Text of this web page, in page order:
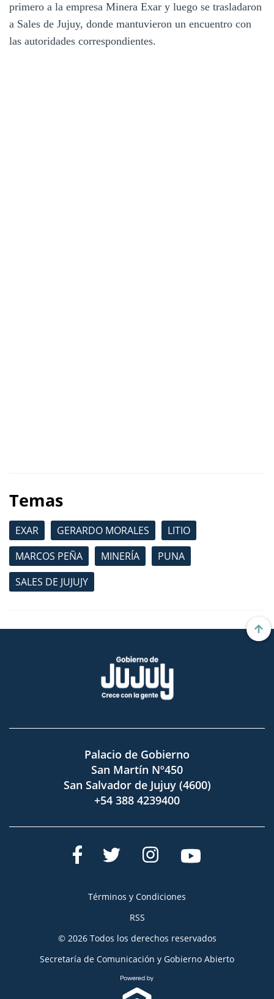
primero a la empresa Minera Exar y luego se trasladaron
a Sales de Jujuy, donde mantuvieron un encuentro con
las autoridades correspondientes.
Temas
EXAR GERARDO MORALES
LITIO
MARCOS PEÑA
MINERÍA
PUNA
SALES DE JUJUJY
Palacio de Gobierno
San Martín Nº450
San Salvador de Jujuy (4600)
+54 388 4239400
Términos y Condiciones
RSS
© 2026 Todos los derechos reservados
Secretaría de Comunicación y Gobierno Abierto